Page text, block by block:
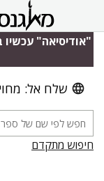
"אודיסיאה"
שלח אל:
חיפוש מתקדם